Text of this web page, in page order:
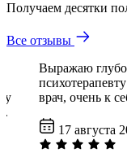
Получаем десятки
Все отзывы
Выражаю
врач, очень к
17 августа